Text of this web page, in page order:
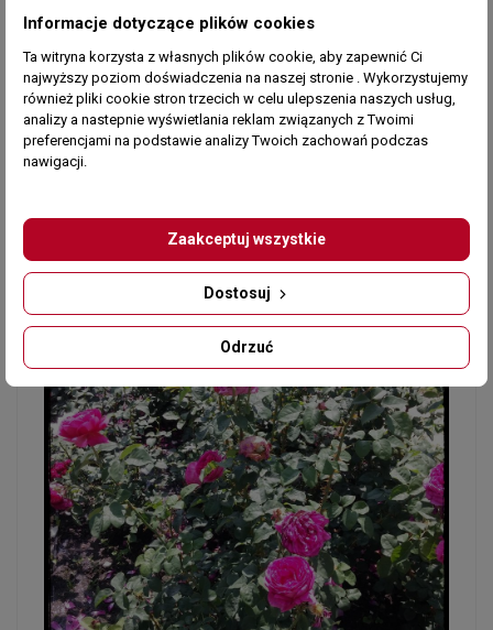
Informacje dotyczące plików cookies
Ta witryna korzysta z własnych plików cookie, aby zapewnić Ci
najwyższy poziom doświadczenia na naszej stronie . Wykorzystujemy
również pliki cookie stron trzecich w celu ulepszenia naszych usług,
analizy a nastepnie wyświetlania reklam związanych z Twoimi
preferencjami na podstawie analizy Twoich zachowań podczas
nawigacji.
Odrzuć
Dostosuj
Zaakceptuj wszystkie